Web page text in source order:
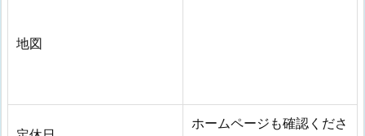
地図
ホームページも確認くださ